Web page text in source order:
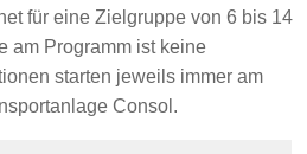
für eine Zielgruppe von 6 bis 14
am Programm ist keine
starten jeweils immer am
Consol.